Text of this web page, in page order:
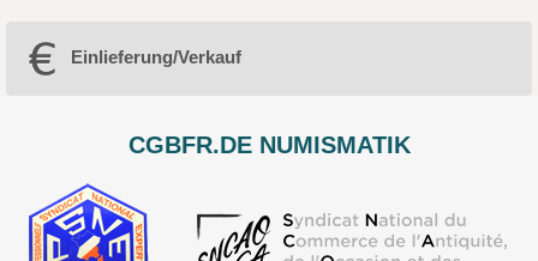
Einlieferung/Verkauf
CGBFR.DE NUMISMATIK